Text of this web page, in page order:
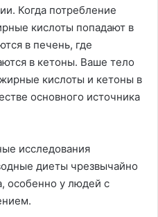
Когда потребление
кислоты попадают в
в печень, где
в кетоны. Ваше тело
кислоты и кетоны в
основного источника
исследования
диеты чрезвычайно
особенно у людей с